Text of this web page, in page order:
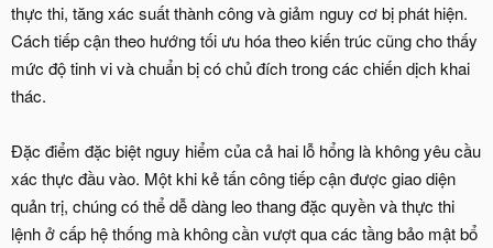
thực thi, tăng xác suất thành công và giảm nguy cơ bị phát hiện.
Cách tiếp cận theo hướng tối ưu hóa theo kiến trúc cũng cho thấy
mức độ tinh vi và chuẩn bị có chủ đích trong các chiến dịch khai
thác.
Đặc điểm đặc biệt nguy hiểm của cả hai lỗ hổng là không yêu cầu
xác thực đầu vào. Một khi kẻ tấn công tiếp cận được giao diện
quản trị, chúng có thể dễ dàng leo thang đặc quyền và thực thi
lệnh ở cấp hệ thống mà không cần vượt qua các tầng bảo mật bổ